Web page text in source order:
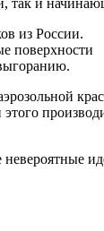
из России.
поверхности
невероятные